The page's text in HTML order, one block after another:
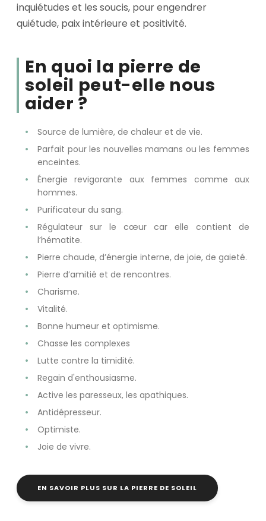
inquiétudes et les soucis, pour engendrer
quiétude, paix intérieure et positivité.
En quoi la pierre de
soleil peut-elle nous
aider ?
Source de lumière, de chaleur et de vie.
Parfait pour les nouvelles mamans ou les femmes
enceintes.
Énergie revigorante aux femmes comme aux
hommes.
Purificateur du sang.
Régulateur sur le cœur car elle contient de
l’hématite.
Pierre chaude, d’énergie interne, de joie, de gaieté.
Pierre d’amitié et de rencontres.
Charisme.
Vitalité.
Bonne humeur et optimisme.
Chasse les complexes
Lutte contre la timidité.
Regain d'enthousiasme.
Active les paresseux, les apathiques.
Antidépresseur.
Optimiste.
Joie de vivre.
EN SAVOIR PLUS SUR LA PIERRE DE SOLEIL